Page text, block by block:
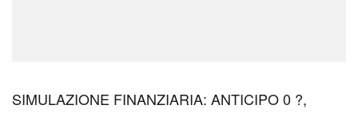
SIMULAZIONE FINANZIARIA: ANTICIPO 0 ?,